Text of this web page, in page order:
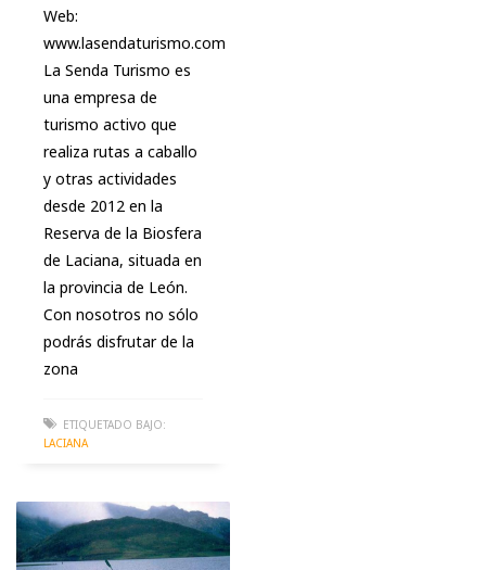
Web:
www.lasendaturismo.com
La Senda Turismo es
una empresa de
turismo activo que
realiza rutas a caballo
y otras actividades
desde 2012 en la
Reserva de la Biosfera
de Laciana, situada en
la provincia de León.
Con nosotros no sólo
podrás disfrutar de la
zona
ETIQUETADO BAJO:
LACIANA